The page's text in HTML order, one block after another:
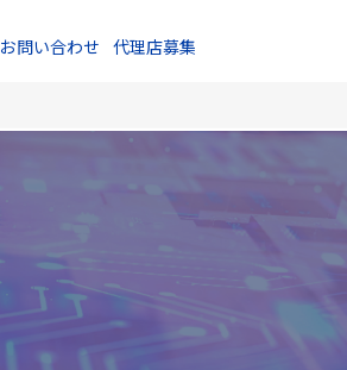
お問い合わせ 代理店募集